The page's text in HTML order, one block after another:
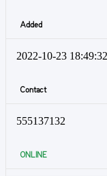
Added
2022-10-23 18:49:32
Contact
555137132
ONLINE